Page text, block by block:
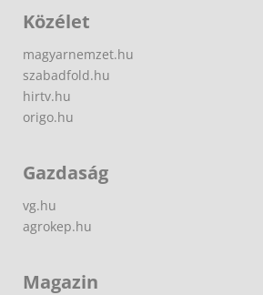
Közélet
magyarnemzet.hu
szabadfold.hu
hirtv.hu
origo.hu
Gazdaság
vg.hu
agrokep.hu
Magazin